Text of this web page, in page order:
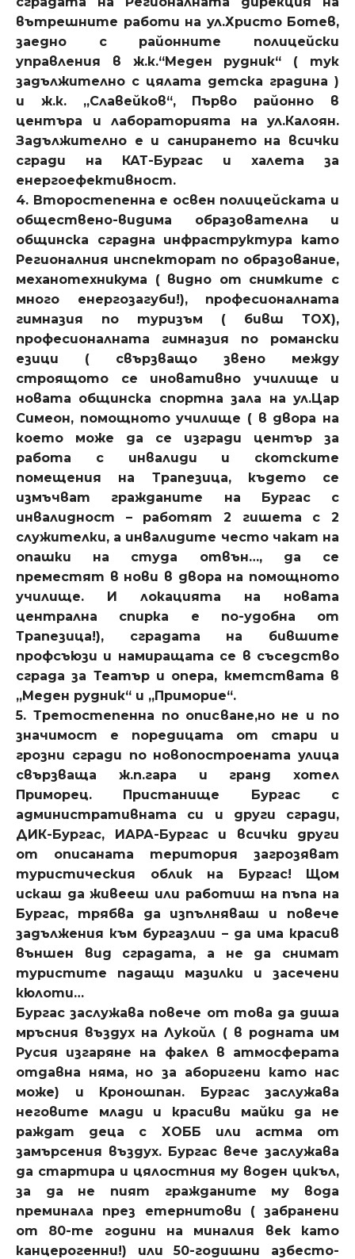
вътрешните работи на ул.Христо Ботев,
заедно с районните полицейски
управления в ж.к.“Меден рудник“ ( тук
задължително с цялата детска градина )
и ж.к. „Славейков“, Първо районно в
центъра и лабораторията на ул.Калоян.
Задължително е и санирането на всички
сгради на КАТ-Бургас и халета за
енергоефективност.
4. Второстепенна е освен полицейската и
обществено-видима образователна и
общинска сградна инфраструктура като
Регионалния инспекторат по образование,
механотехникума ( видно от снимките с
много енергозагуби!), професионалната
гимназия по туризъм ( бивш ТОХ),
професионалната гимназия по романски
езици ( свързващо звено между
строящото се иновативно училище и
новата общинска спортна зала на ул.Цар
Симеон, помощното училище ( в двора на
което може да се изгради център за
работа с инвалиди и скотските
помещения на Трапезица, където се
измъчват гражданите на Бургас с
инвалидност – работят 2 гишета с 2
служителки, а инвалидите често чакат на
опашки на студа отвън…, да се
преместят в нови в двора на помощното
училище. И локацията на новата
централна спирка е по-удобна от
Трапезица!), сградата на бившите
профсъюзи и намиращата се в съседство
сграда за Театър и опера, кметствата в
„Меден рудник“ и „Приморие“.
5. Третостепенна по описване,но не и по
значимост е поредицата от стари и
грозни сгради по новопостроената улица
свързваща ж.п.гара и гранд хотел
Приморец. Пристанище Бургас с
административната си и други сгради,
ДИК-Бургас, ИАРА-Бургас и всички други
от описаната територия загрозяват
туристическия облик на Бургас! Щом
искаш да живееш или работиш на пъпа на
Бургас, трябва да изпълняваш и повече
задължения към бургазлии – да има красив
външен вид сградата, а не да снимат
туристите падащи мазилки и засечени
кюлоти…
Бургас заслужава повече от това да диша
мръсния въздух на Лукойл ( в родната им
Русия изгаряне на факел в атмосферата
отдавна няма, но за аборигени като нас
може) и Кроношпан. Бургас заслужава
неговите млади и красиви майки да не
раждат деца с ХОББ или астма от
замърсения въздух. Бургас вече заслужава
да стартира и цялостния му воден цикъл,
за да не пият гражданите му вода
преминала през етернитови ( забранени
от 80-те години на миналия век като
канцерогенни!) или 50-годишни азбесто-